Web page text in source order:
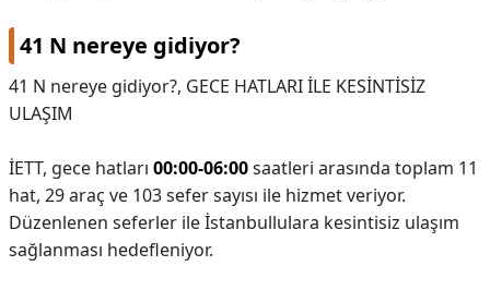
41 N nereye gidiyor?
41 N nereye gidiyor?, GECE HATLARI İLE KESİNTİSİZ
ULAŞIM
İETT, gece hatları 00:00-06:00saatleri arasında toplam 11
hat, 29 araç ve 103 sefer sayısı ile hizmet veriyor.
Düzenlenen seferler ile İstanbullulara kesintisiz ulaşım
sağlanması hedefleniyor.